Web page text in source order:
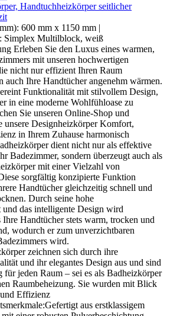
Handtuchheizkörper seitlicher
600 mm x 1150 mm |
Simplex Multilblock, weiß
Erleben Sie den Luxus eines warmen,
mit unseren hochwertigen
nicht nur effizient Ihren Raum
auch Ihre Handtücher angenehm wärmen.
Funktionalität mit stilvollem Design,
in eine moderne Wohlfühloase zu
Sie unseren Online-Shop und
unsere Designheizkörper Komfort,
in Ihrem Zuhause harmonisch
dient nicht nur als effektive
Badezimmer, sondern überzeugt auch als
mit einer Vielzahl von
sorgfältig konzipierte Funktion
Handtücher gleichzeitig schnell und
Durch seine hohe
das intelligente Design wird
Ihre Handtücher stets warm, trocken und
wodurch er zum unverzichtbaren
wird.
zeichnen sich durch ihre
und ihr elegantes Design aus und sind
für jeden Raum – sei es als Badheizkörper
Raumbeheizung. Sie wurden mit Blick
Effizienz
aus erstklassigem